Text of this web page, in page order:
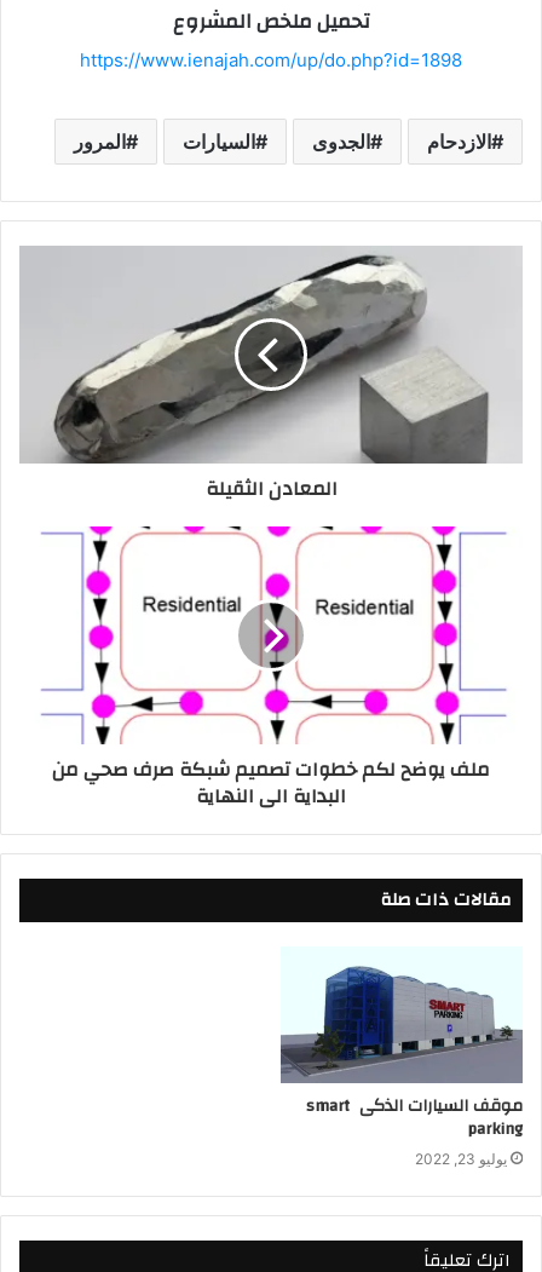
تحميل ملخص المشروع
https://www.ienajah.com/up/do.php?id=1898
الازدحام الجدوى السيارات المرور
المعادن الثقيلة
ملف يوضح لكم خطوات تصميم شبكة صرف صحي من
البداية الى النهاية
مقالات ذات صلة
موقف السيارات الذكى smart
parking
يوليو 23, 2022
اترك تعليقاً